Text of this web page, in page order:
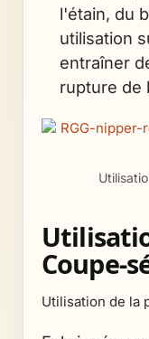
l'étain, du
utilisation
entraîner
rupture de
Coupe-
Utilisation de la